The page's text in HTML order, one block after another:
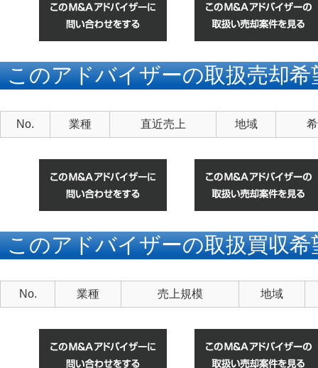
このアドバイザーの取扱売却希
No. 業種 直近売上 地域
このアドバイザーの取扱買収希
No. 業種 売上規模 地域